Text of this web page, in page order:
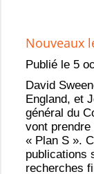
Nouveaux
Publié le 5
David
England, et
général du
vont
« Plan S ».
publications
recherches